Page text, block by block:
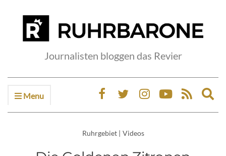
Journalisten bloggen das Revier
Menu
Ruhrgebiet | Videos